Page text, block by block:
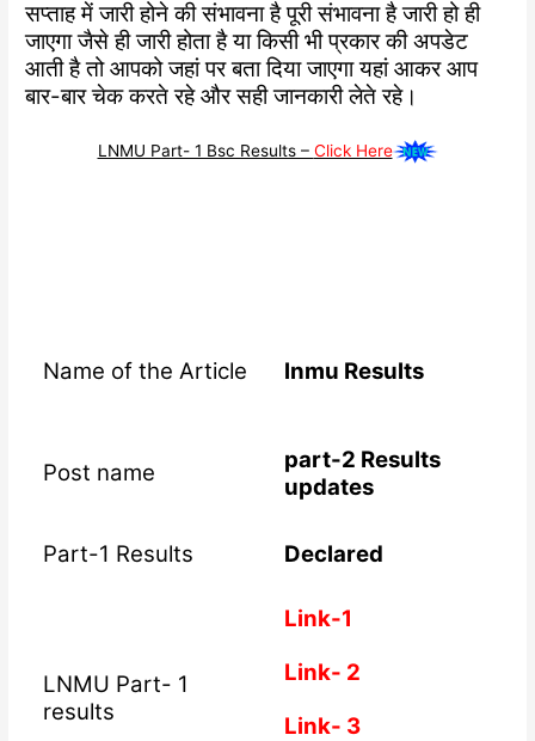
सप्ताह में जारी होने की संभावना है पूरी संभावना है जारी हो ही
जाएगा जैसे ही जारी होता है या किसी भी प्रकार की अपडेट
आती है तो आपको जहां पर बता दिया जाएगा यहां आकर आप
बार-बार चेक करते रहे और सही जानकारी लेते रहे।
LNMU Part- 1 Bsc Results – Click Here
Name of the Article lnmu Results
Post name
part-2 Results
updates
Part-1 Results Declared
LNMU Part- 1
results
Link-1
Link- 2
Link- 3